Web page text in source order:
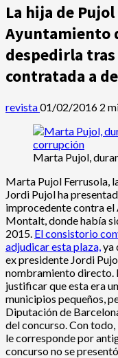
La hija de
Ayuntamiento
despedirla
contratada a
revista01/02/2016 2
Marta Pujol,
Marta Pujol Ferrusola,
Jordi Pujol ha
improcedente contra el
Montalt, donde había
2015. El consistorio
adjudicar esta plaza,ya
ex presidente Jordi
nombramiento directo.
justificar que esta era
municipios pequeños,
Diputación de
del concurso. Con
le corresponde por
concurso no se